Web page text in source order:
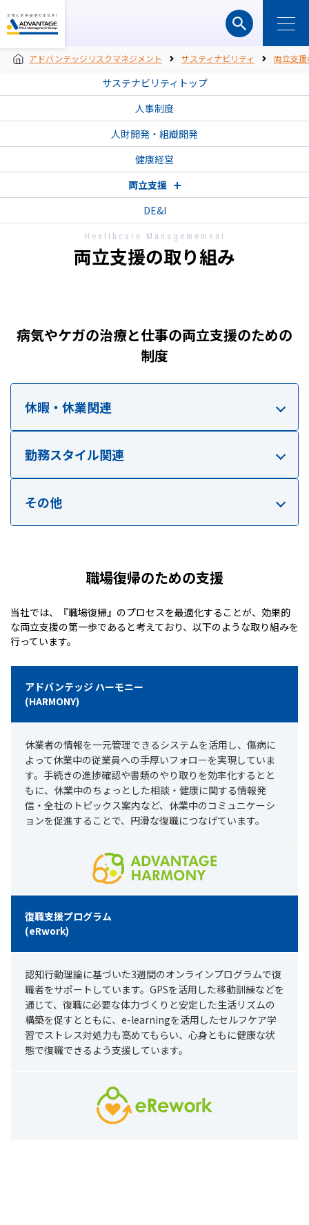
アドバンテッジリスクマネジメント サスティナビリティ 両立支
サステナビリティトップ
人事制度
人財開発・組織開発
健康経営
両立支援
DE&I
Healthcare Managemement
両立支援の取り組み
病気やケガの治療と仕事の両立支援のための
制度
休暇・休業関連
勤務スタイル関連
その他
職場復帰のための支援
当社では、『職場復帰』のプロセスを最適化することが、効果的
な両立支援の第一歩であると考えており、以下のような取り組みを
行っています。
アドバンテッジ ハーモニー
(HARMONY)
休業者の情報を一元管理できるシステムを活用し、傷病に
よって休業中の従業員への手厚いフォローを実現していま
す。手続きの進捗確認や書類のやり取りを効率化するとと
もに、休業中のちょっとした相談・健康に関する情報発
信・全社のトピックス案内など、休業中のコミュニケーシ
ョンを促進することで、円滑な復職につなげています。
復職支援プログラム
(eRwork)
認知行動理論に基づいた3週間のオンラインプログラムで復
職者をサポートしています。GPSを活用した移動訓練などを
通じて、復職に必要な体力づくりと安定した生活リズムの
構築を促すとともに、e-learningを活用したセルフケア学
習でストレス対処力も高めてもらい、心身ともに健康な状
態で復職できるよう支援しています。